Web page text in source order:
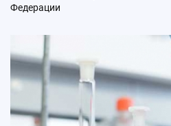
Федерации